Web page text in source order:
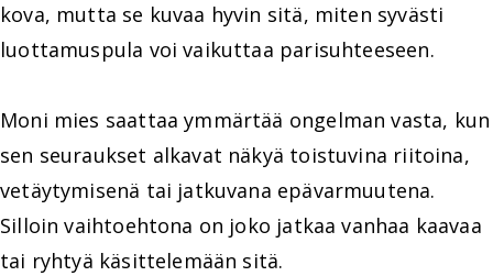
kova, mutta se kuvaa hyvin sitä, miten syvästi
luottamuspula voi vaikuttaa parisuhteeseen.
Moni mies saattaa ymmärtää ongelman vasta, kun
sen seuraukset alkavat näkyä toistuvina riitoina,
vetäytymisenä tai jatkuvana epävarmuutena.
Silloin vaihtoehtona on joko jatkaa vanhaa kaavaa
tai ryhtyä käsittelemään sitä.